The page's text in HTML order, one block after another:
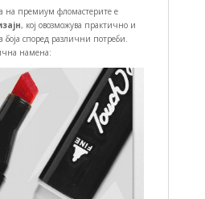
на премиум фломастерите е
, кој овозможува практично и
боја според различни потреби.
намена: